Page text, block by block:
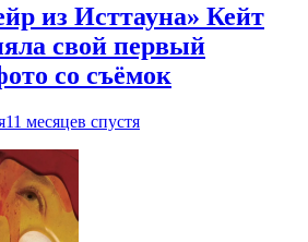
из Исттауна» Кейт
свой первый
со съёмок
11 месяцев спустя